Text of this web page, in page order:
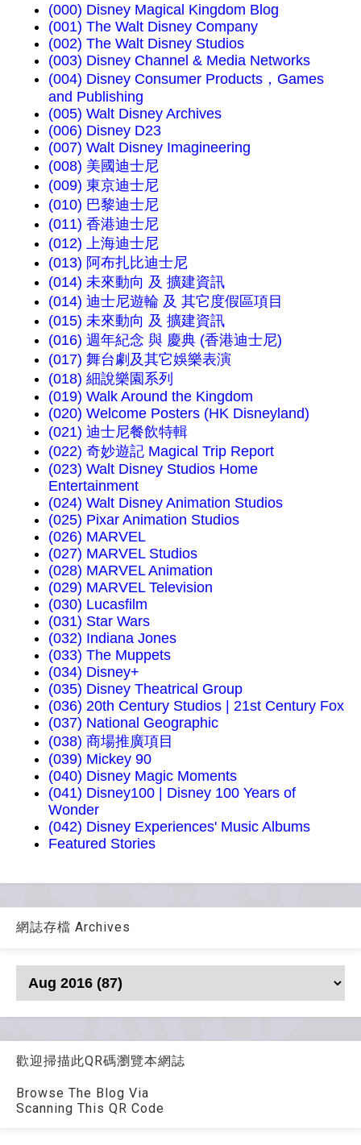
(000) Disney Magical Kingdom Blog
(001) The Walt Disney Company
(002) The Walt Disney Studios
(003) Disney Channel & Media Networks
(004) Disney Consumer Products，Games
and Publishing
(005) Walt Disney Archives
(006) Disney D23
(007) Walt Disney Imagineering
(008) 美國迪士尼
(009) 東京迪士尼
(010) 巴黎迪士尼
(011) 香港迪士尼
(012) 上海迪士尼
(013) 阿布扎比迪士尼
(014) 未來動向 及 擴建資訊
(014) 迪士尼遊輪 及 其它度假區項目
(015) 未來動向 及 擴建資訊
(016) 週年紀念 與 慶典 (香港迪士尼)
(017) 舞台劇及其它娛樂表演
(018) 細說樂園系列
(019) Walk Around the Kingdom
(020) Welcome Posters (HK Disneyland)
(021) 迪士尼餐飲特輯
(022) 奇妙遊記 Magical Trip Report
(023) Walt Disney Studios Home
Entertainment
(024) Walt Disney Animation Studios
(025) Pixar Animation Studios
(026) MARVEL
(027) MARVEL Studios
(028) MARVEL Animation
(029) MARVEL Television
(030) Lucasfilm
(031) Star Wars
(032) Indiana Jones
(033) The Muppets
(034) Disney+
(035) Disney Theatrical Group
(036) 20th Century Studios | 21st Century Fox
(037) National Geographic
(038) 商場推廣項目
(039) Mickey 90
(040) Disney Magic Moments
(041) Disney100 | Disney 100 Years of
Wonder
(042) Disney Experiences' Music Albums
Featured Stories
網誌存檔 Archives
歡迎掃描此QR碼瀏覽本網誌
Browse The Blog Via
Scanning This QR Code